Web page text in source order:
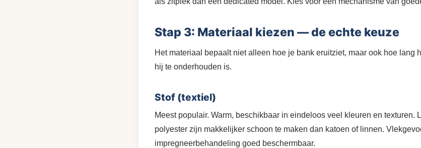
Stap 3: Materiaal kiezen — de echte keuze
Het materiaal bepaalt niet alleen hoe je bank eruitziet, maar ook hoe lang
hij te onderhouden is.
Stof (textiel)
Meest populair. Warm, beschikbaar in eindeloos veel kleuren en texturen.
polyester zijn makkelijker schoon te maken dan katoen of linnen.
impregneerbehandeling goed beschermbaar.